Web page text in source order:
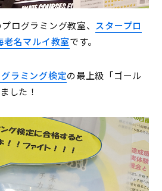
ログラミング教室、 スタープロ
老名マルイ教室です。
ラミング検定の最上級「ゴール
した！